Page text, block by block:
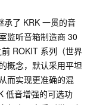
承了 KRK 一贯的音
监听音箱制造商 30
ROKIT 系列（世界
概念，默认采用平坦
而实现更准确的混
低音增强的可选功